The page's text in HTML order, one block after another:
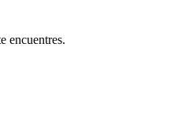
encuentres.